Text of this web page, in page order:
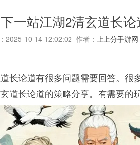
下一站江湖2清玄道长论
2025-10-14 12:02:02 作者： 上上分手游网
长论道有很多问题需要回答。很
道长论道的策略分享。有需要的